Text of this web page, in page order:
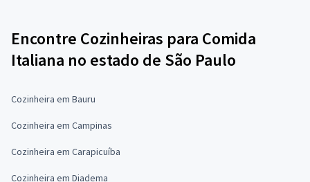
Encontre Cozinheiras para Comida
Italiana no estado de São Paulo
Cozinheira em Bauru
Cozinheira em Campinas
Cozinheira em Carapicuíba
Cozinheira em Diadema